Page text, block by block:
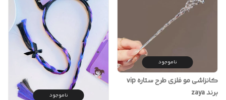
ناموجود
کانزاشی مو فلزی طرح ستاره vip
برند zaya
ناموجود